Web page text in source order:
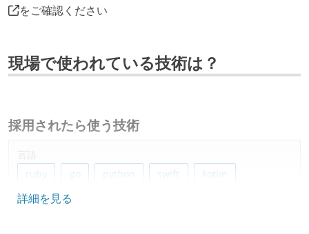
をご確認ください
現場で使われている技術は？
採用されたら使う技術
言語
ruby
go python swift
kotlin
javascript
詳細を見る